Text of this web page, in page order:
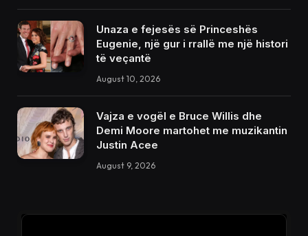
Unaza e fejesës së Princeshës
Eugenie, një gur i rrallë me një histori
të veçantë
August 10, 2026
Vajza e vogël e Bruce Willis dhe
Demi Moore martohet me muzikantin
Justin Acee
August 9, 2026